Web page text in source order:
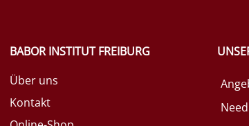
BABOR INSTITUT FREIBURG
Über uns
Kontakt